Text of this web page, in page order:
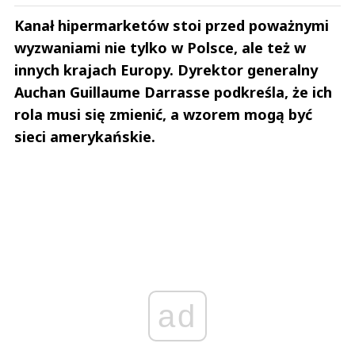
Kanał hipermarketów stoi przed poważnymi
wyzwaniami nie tylko w Polsce, ale też w
innych krajach Europy. Dyrektor generalny
Auchan Guillaume Darrasse podkreśla, że ich
rola musi się zmienić, a wzorem mogą być
sieci amerykańskie.
ad